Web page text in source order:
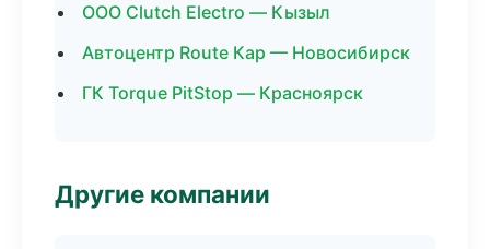
ООО Clutch Electro — Кызыл
Автоцентр Route Кар — Новосибирск
ГК Torque PitStop — Красноярск
Другие компании